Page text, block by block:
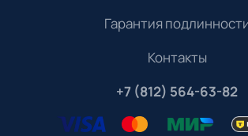
Гарантия
Контакты
+7 (812) 564-63-82